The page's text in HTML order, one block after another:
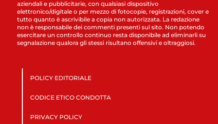
aziendali e pubblicitarie, con qualsiasi dispositivo
elettronico/digitale o per mezzo di fotocopie, registrazioni, cover e
tutto quanto è ascrivibile a copia non autorizzata. La redazione
non è responsabile dei commenti presenti sul sito. Non potendo
esercitare un controllo continuo resta disponibile ad eliminarli su
segnalazione qualora gli stessi risultano offensivi e oltraggiosi.
POLICY EDITORIALE
CODICE ETICO CONDOTTA
PRIVACY POLICY